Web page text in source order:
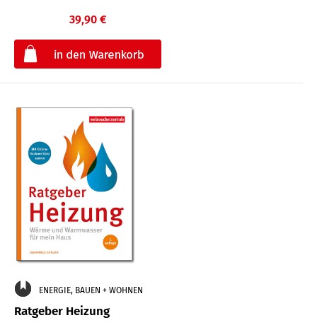
39,90 €
ENERGIE, BAUEN + WOHNEN
Ratgeber Heizung